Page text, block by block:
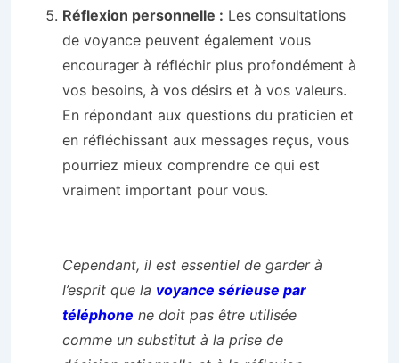
Réflexion personnelle : Les consultations
de voyance peuvent également vous
encourager à réfléchir plus profondément à
vos besoins, à vos désirs et à vos valeurs.
En répondant aux questions du praticien et
en réfléchissant aux messages reçus, vous
pourriez mieux comprendre ce qui est
vraiment important pour vous.
Cependant, il est essentiel de garder à
l’esprit que la voyance sérieuse par
téléphone ne doit pas être utilisée
comme un substitut à la prise de